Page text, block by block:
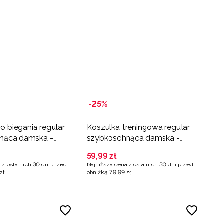
biegania regular
damska -
z ostatnich 30 dni przed
-25%
Koszulka treningowa regular
szybkoschnąca damska -
59,99 zł
Najniższa cena z ostatnich 30 dni przed
obniżką 79,99 zł